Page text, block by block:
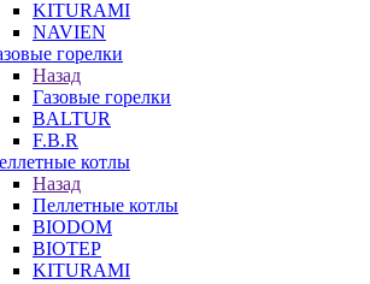
KITURAMI
NAVIEN
горелки
Назад
Газовые горелки
BALTUR
F.B.R
котлы
Назад
Пеллетные котлы
BIODOM
BIOTEP
KITURAMI